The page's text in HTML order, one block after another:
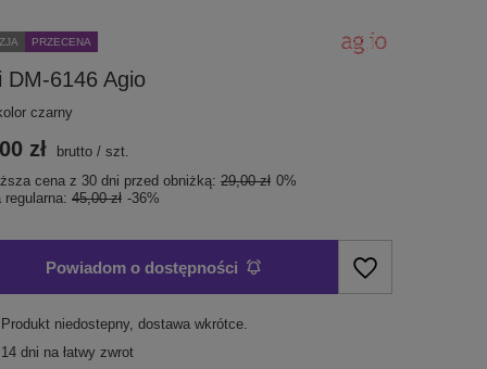
PRZECENA
DM-6146 Agio
czarny
zł brutto /szt.
cena z 30 dni przed obniżką:29,00 zł 0%
regularna:45,00 zł -36%
Powiadom o dostępności
Produkt niedostepny, dostawa wkrótce
14 dni na łatwy zwrot